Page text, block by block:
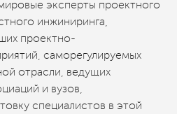
эксперты проектного
инжиниринга,
проектно-
саморегулируемых
отрасли, ведущих
и вузов,
специалистов в этой